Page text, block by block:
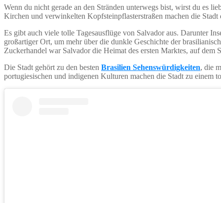
Wenn du nicht gerade an den Stränden unterwegs bist, wirst du es
Kirchen und verwinkelten Kopfsteinpflasterstraßen machen die
Es gibt auch viele tolle Tagesausflüge von Salvador aus. Darunter
großartiger Ort, um mehr über die dunkle Geschichte der
Zuckerhandel war Salvador die Heimat des ersten Marktes, auf
Die Stadt gehört zu den besten Brasilien Sehenswürdigkeiten, die
portugiesischen und indigenen Kulturen machen die Stadt zu einem